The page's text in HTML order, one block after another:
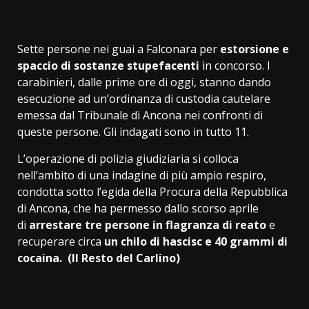
Sette persone nei guai a Falconara per estorsione e
spaccio di sostanze stupefacenti in concorso. I
carabinieri, dalle prime ore di oggi, stanno dando
esecuzione ad un’ordinanza di custodia cautelare
emessa dal Tribunale di Ancona nei confronti di
queste persone. Gli indagati sono in tutto 11.
L’operazione di polizia giudiziaria si colloca
nell’ambito di una indagine di più ampio respiro,
condotta sotto l’egida della Procura della Repubblica
di Ancona, che ha permesso dallo scorso aprile
di arrestare tre persone in flagranza di reatoe
recuperare circa un chilo di hascisc e 40 grammi di
cocaina. (Il Resto del Carlino)